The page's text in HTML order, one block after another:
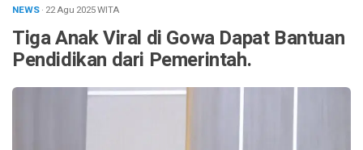
NEWS· 22 Agu 2025WITA
Tiga Anak Viral di Gowa Dapat Bantuan
Pendidikan dari Pemerintah.